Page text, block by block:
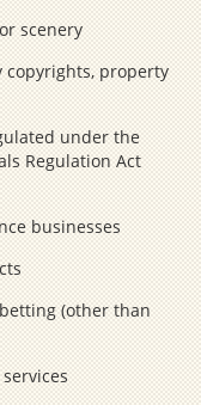
scenery
property
under the
Regulation Act
businesses
(other than